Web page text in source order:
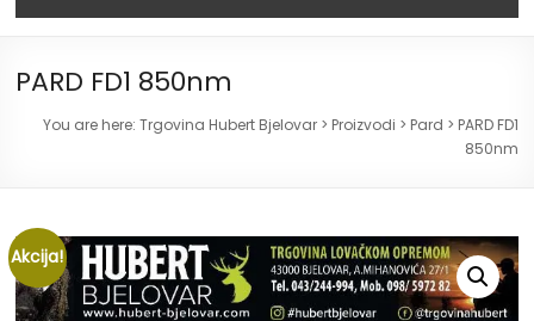
PARD FD1 850nm
You are here: Trgovina Hubert Bjelovar> Proizvodi > Pard > PARD FD1
850nm
Akcija!